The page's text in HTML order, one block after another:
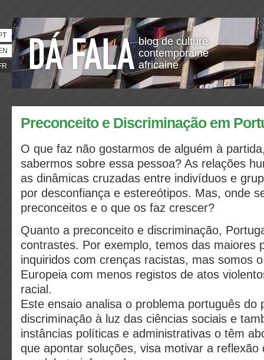
blog de culture
contemporaine
africaine
Preconceito e Discriminação em
O que faz não gostarmos de alguém à
sabermos sobre essa pessoa? As relações
as dinâmicas cruzadas entre indivíduos e
por desconfiança e estereótipos. Mas, onde
preconceitos e o que os faz crescer?
Quanto a preconceito e discriminação,
contrastes. Por exemplo, temos das maiores
inquiridos com crenças racistas, mas somos
Europeia com menos registos de atos
racial.
Este ensaio analisa o problema português do
discriminação à luz das ciências sociais e
instâncias políticas e administrativas o têm
que apontar soluções, visa motivar a reflexão